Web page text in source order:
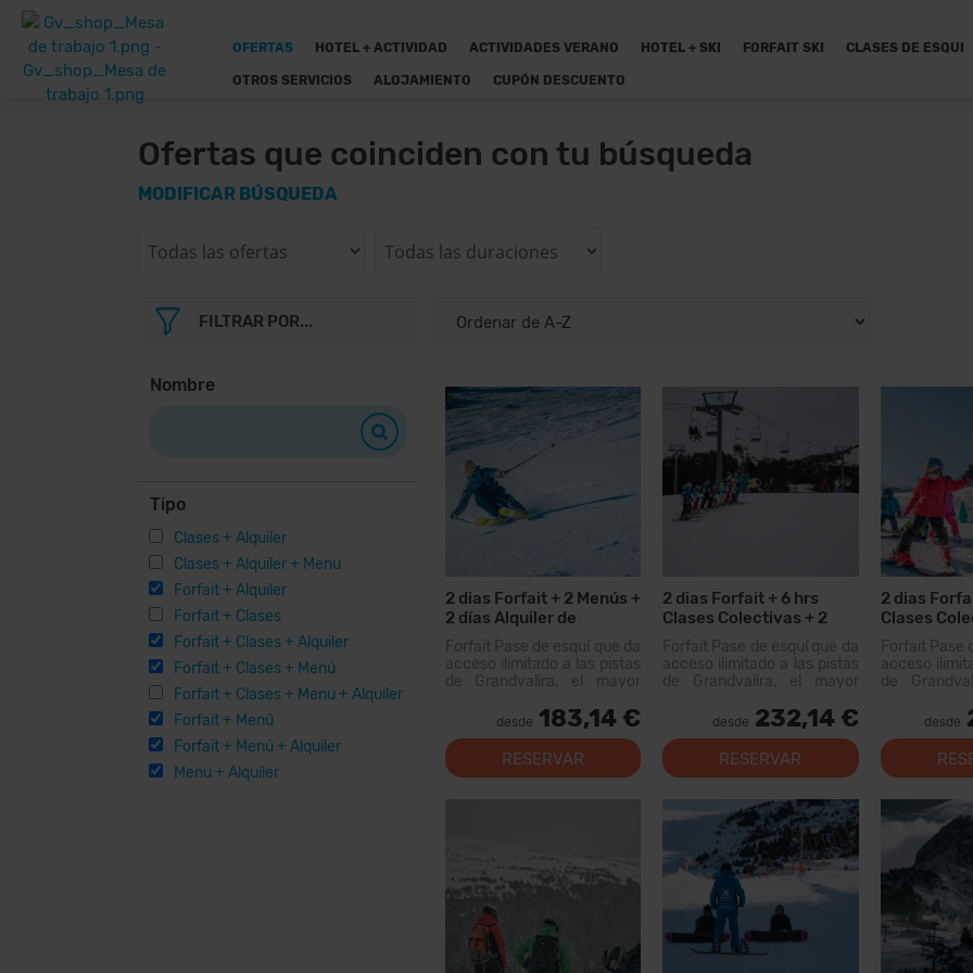
OFERTAS HOTEL + ACTIVIDAD ACTIVIDADES VERANO HOTEL + SKI FORFAIT SKI CLASES DE ESQUI
OTROS SERVICIOS ALOJAMIENTO CUPÓN DESCUENTO
Ofertas que coinciden con tu búsqueda
MODIFICAR BÚSQUEDA
FILTRAR POR...
Nombre
Tipo
Clases + Alquiler
Clases + Alquiler + Menu
Forfait + Alquiler
Forfait + Clases
Forfait + Clases + Alquiler
Forfait + Clases + Menú
Forfait + Clases + Menu + Alquiler
Forfait + Menú
Forfait + Menú + Alquiler
Menu + Alquiler
2 dias Forfait + 2 Menús +
2 días Alquiler de
Material
Forfait Pase de esquí que da
acceso ilimitado a las pistas
de Grandvalira, el mayor
Pirineos. Con este forfait
podrás recorrer más de 200
km de pistas, con opciones
para todos los niveles,
desde 183,14 €
RESERVAR
2 dias Forfait + 6 hrs
Clases Colectivas + 2
dias Alquiler Material
Forfait Pase de esquí que da
acceso ilimitado a las pistas
de Grandvalira, el mayor
Pirineos. Con este forfait
podrás recorrer más de...
desde 232,14 €
RESERVAR
2 dias
Clases
Menús
Forfait Pase
acceso
de
Pirineos.
podrás
km de
para
desde